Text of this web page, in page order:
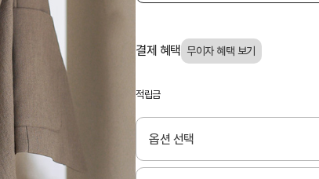
결제 혜택
적립금